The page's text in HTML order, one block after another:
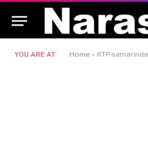
YOU ARE AT: Home » KTP samarinda